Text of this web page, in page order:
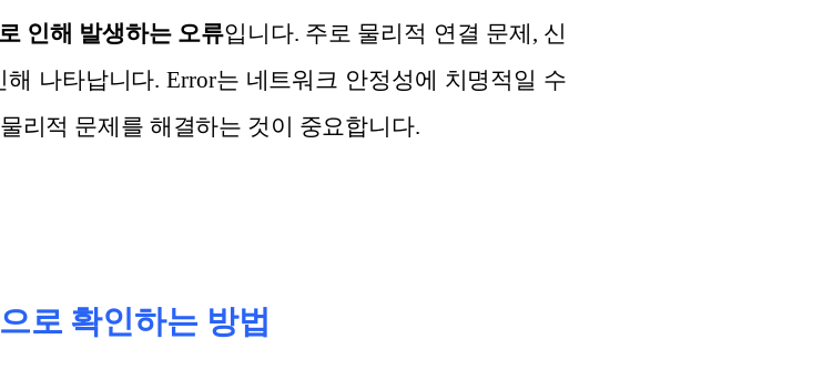
인해 발생하는 오류입니다. 주로 물리적 연결 문제, 신
나타납니다. Error는 네트워크 안정성에 치명적일 수
리적 문제를 해결하는 것이 중요합니다.
로 확인하는 방법